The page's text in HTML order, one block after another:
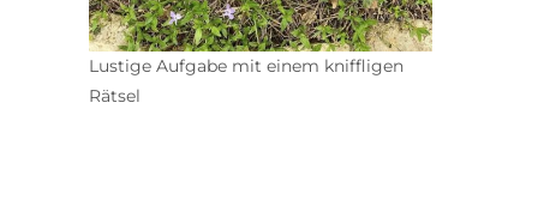
Lustige Aufgabe mit einem kniffligen
Rätsel